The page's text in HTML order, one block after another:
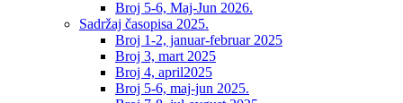
Broj 5-6, Maj-Jun 2026.
Sadržaj časopisa 2025.
Broj 1-2, januar-februar 2025
Broj 3, mart 2025
Broj 4, april2025
Broj 5-6, maj-jun 2025.